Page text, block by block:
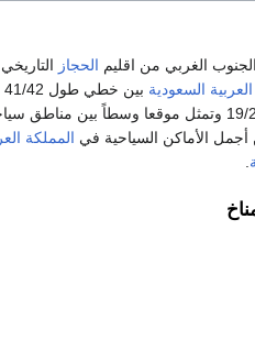
الغربي من اقليم الحجاز
السعودية
عرض 19/20 وتمثل موقعا وسطاً بين مناطق
الأماكن السياحية في المملكة